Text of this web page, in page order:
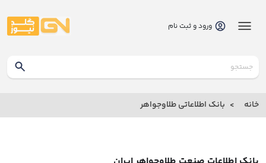
بانک
بانک
ورود و ثبت نام
خانه بانک اطلاعاتی طلاوجواهر